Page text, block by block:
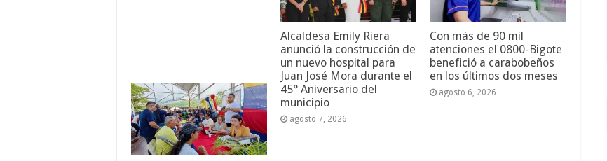
Alcaldesa Emily Riera
anunció la construcción de
un nuevo hospital para
Juan José Mora durante el
45° Aniversario del
municipio
agosto 7, 2026
Con más de 90 mil
atenciones el 0800-Bigote
benefició a carabobeños
en los últimos dos meses
agosto 6, 2026